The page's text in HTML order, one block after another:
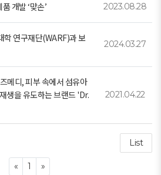
개발 ‘맞손’ 2023.08.28
학 연구재단(WARF)과 보
2024.03.27
디, 피부 속에서 섬유아
생을 유도하는 브랜드 'Dr.
2021.04.22
List
«Previous
1 »Next